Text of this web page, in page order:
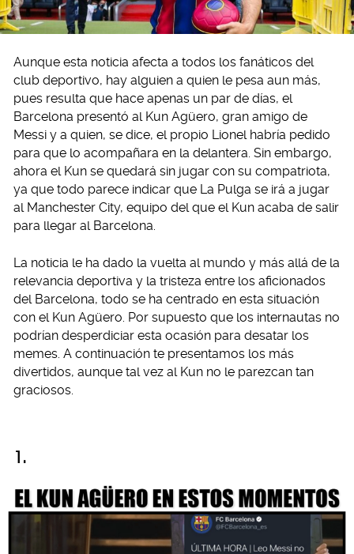
Aunque esta noticia afecta a todos los fanáticos del
club deportivo, hay alguien a quien le pesa aun más,
pues resulta que hace apenas un par de días, el
Barcelona presentó al Kun Agüero, gran amigo de
Messi y a quien, se dice, el propio Lionel habría pedido
para que lo acompañara en la delantera. Sin embargo,
ahora el Kun se quedará sin jugar con su compatriota,
ya que todo parece indicar que La Pulga se irá a jugar
al Manchester City, equipo del que el Kun acaba de salir
para llegar al Barcelona.
La noticia le ha dado la vuelta al mundo y más allá de la
relevancia deportiva y la tristeza entre los aficionados
del Barcelona, todo se ha centrado en esta situación
con el Kun Agüero. Por supuesto que los internautas no
podrían desperdiciar esta ocasión para desatar los
memes. A continuación te presentamos los más
divertidos, aunque tal vez al Kun no le parezcan tan
graciosos.
1.